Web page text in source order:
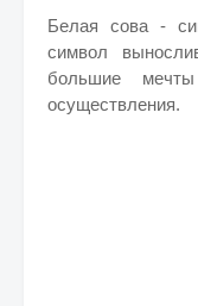
Белая сова -
символ
большие
осуществления.